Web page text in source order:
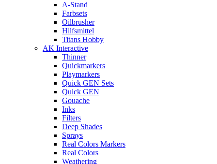
A-Stand
Farbsets
Oilbrusher
Hilfsmittel
Titans Hobby
AK Interactive
Thinner
Quickmarkers
Playmarkers
Quick GEN Sets
Quick GEN
Gouache
Inks
Filters
Deep Shades
Sprays
Real Colors Markers
Real Colors
Weathering